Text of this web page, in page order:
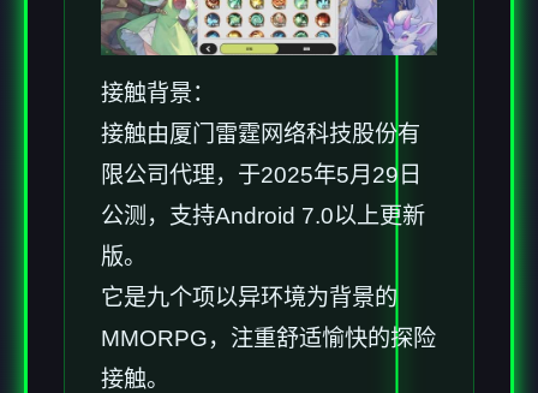
接触背景：
接触由厦门雷霆网络科技股份有
限公司代理，于2025年5月29日
公测，支持Android 7.0以上更新
版。
它是九个项以异环境为背景的
MMORPG，注重舒适愉快的探险
接触。